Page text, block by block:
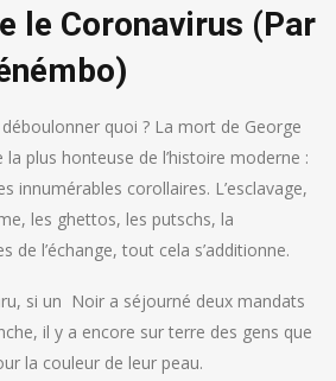
le Coronavirus (Par
quoi ? La mort de George
plus honteuse de l’histoire moderne :
innumérables corollaires. L’esclavage,
les ghettos, les putschs, la
de l’échange, tout cela s’additionne.
si un Noir a séjourné deux mandats
il y a encore sur terre des gens que
la couleur de leur peau.